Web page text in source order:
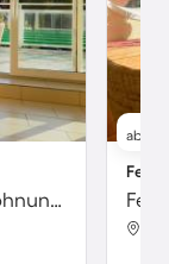
Familienorientierte charmante Wohnung mit Terrasse
ab